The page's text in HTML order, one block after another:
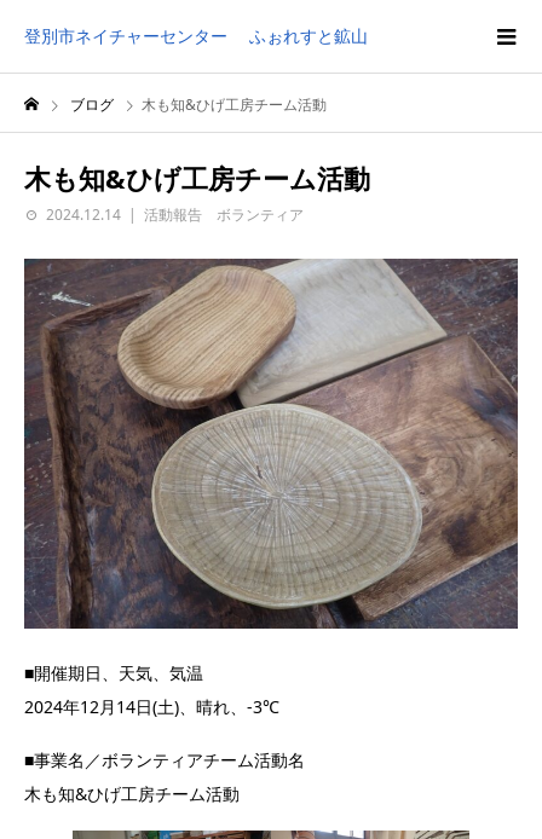
登別市ネイチャーセンター ふぉれすと鉱山
ブログ 木も知&ひげ工房チーム活動
木も知&ひげ工房チーム活動
2024.12.14 活動報告 ボランティア
■開催期日、天気、気温
2024年12月14日(土)、晴れ、-3℃
■事業名／ボランティアチーム活動名
木も知&ひげ工房チーム活動